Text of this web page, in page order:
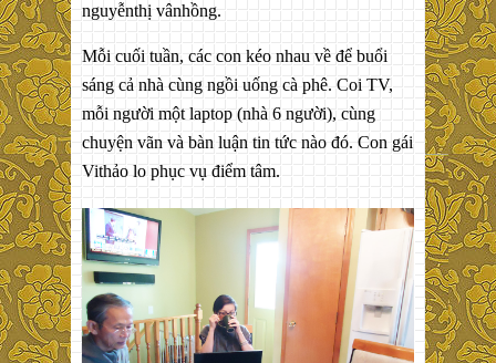
nguyễnthị vânhồng.
Mỗi cuối tuần, các con kéo nhau về để buổi
sáng cả nhà cùng ngồi uống cà phê. Coi TV,
mỗi người một laptop (nhà 6 người), cùng
chuyện vãn và bàn luận tin tức nào đó. Con gái
Vithảo lo phục vụ điểm tâm.